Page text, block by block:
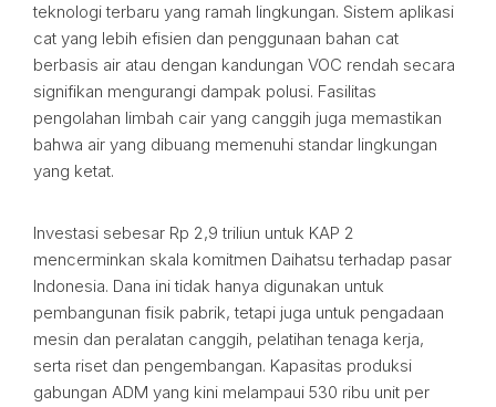
teknologi terbaru yang ramah lingkungan. Sistem aplikasi
cat yang lebih efisien dan penggunaan bahan cat
berbasis air atau dengan kandungan VOC rendah secara
signifikan mengurangi dampak polusi. Fasilitas
pengolahan limbah cair yang canggih juga memastikan
bahwa air yang dibuang memenuhi standar lingkungan
yang ketat.
Investasi sebesar Rp 2,9 triliun untuk KAP 2
mencerminkan skala komitmen Daihatsu terhadap pasar
Indonesia. Dana ini tidak hanya digunakan untuk
pembangunan fisik pabrik, tetapi juga untuk pengadaan
mesin dan peralatan canggih, pelatihan tenaga kerja,
serta riset dan pengembangan. Kapasitas produksi
gabungan ADM yang kini melampaui 530 ribu unit per